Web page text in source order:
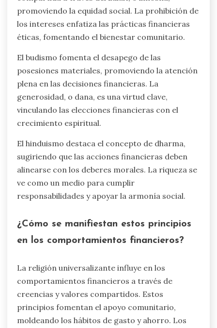
promoviendo la equidad social. La prohibición de
los intereses enfatiza las prácticas financieras
éticas, fomentando el bienestar comunitario.
El budismo fomenta el desapego de las
posesiones materiales, promoviendo la atención
plena en las decisiones financieras. La
generosidad, o dana, es una virtud clave,
vinculando las elecciones financieras con el
crecimiento espiritual.
El hinduismo destaca el concepto de dharma,
sugiriendo que las acciones financieras deben
alinearse con los deberes morales. La riqueza se
ve como un medio para cumplir
responsabilidades y apoyar la armonía social.
¿Cómo se manifiestan estos principios
en los comportamientos financieros?
La religión universalizante influye en los
comportamientos financieros a través de
creencias y valores compartidos. Estos
principios fomentan el apoyo comunitario,
moldeando los hábitos de gasto y ahorro. Los